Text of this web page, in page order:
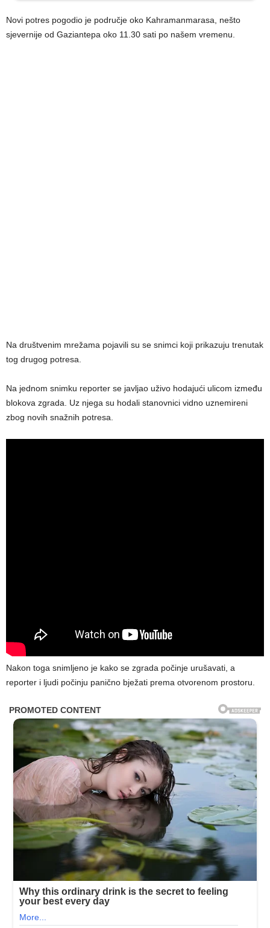
Novi potres pogodio je područje oko Kahramanmarasa, nešto
sjevernije od Gaziantepa oko 11.30 sati po našem vremenu.
Na društvenim mrežama pojavili su se snimci koji prikazuju trenutak
tog drugog potresa.
Na jednom snimku reporter se javljao uživo hodajući ulicom između
blokova zgrada. Uz njega su hodali stanovnici vidno uznemireni
zbog novih snažnih potresa.
Nakon toga snimljeno je kako se zgrada počinje urušavati, a
reporter i ljudi počinju panično bježati prema otvorenom prostoru.